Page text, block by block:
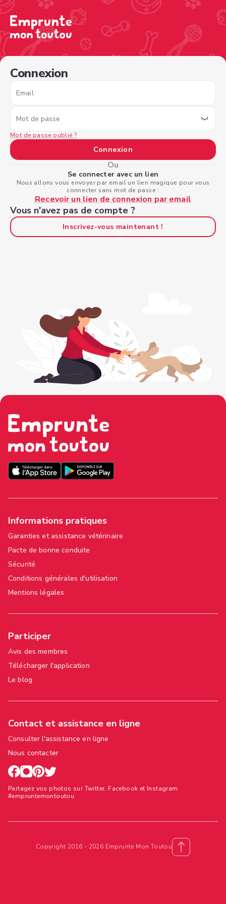
Connexion
Email
Mot de passe
Mot de passe oublié ?
Connexion
Ou
Se connecter avec un lien
Nous allons vous envoyer par email un lien magique pour vous
connecter sans mot de passe :
Recevoir un lien de connexion par email
Vous n'avez pas de compte ?
Inscrivez-vous maintenant !
Informations pratiques
Garanties et assistance vétérinaire
Pacte de bonne conduite
Sécurité
Conditions générales d'utilisation
Mentions légales
Participer
Avis des membres
Télécharger l'application
Le blog
Contact et assistance en ligne
Consulter l'assistance en ligne
Nous contacter
Partagez vos photos sur Twitter, Facebook et Instagram
#empruntemontoutou
Copyright 2016 - 2026 Emprunte Mon Toutou
/sign-in?nextPage=%2Fview-profile%2F1be3635a-4183-